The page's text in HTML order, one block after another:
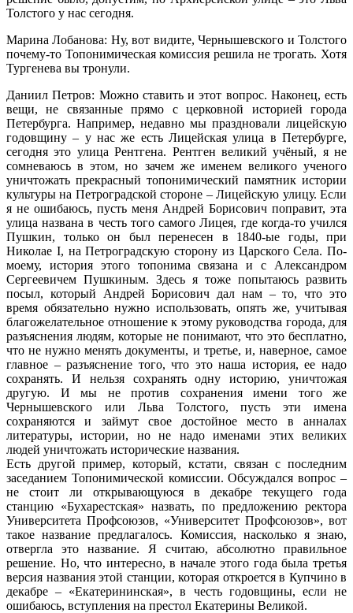
Толстого у нас сегодня.
Марина Лобанова: Ну, вот видите, Чернышевского и Толстого
почему-то Топонимическая комиссия решила не трогать. Хотя
Тургенева вы тронули.
Даниил Петров: Можно ставить и этот вопрос. Наконец, есть
вещи, не связанные прямо с церковной историей города
Петербурга. Например, недавно мы праздновали лицейскую
годовщину – у нас же есть Лицейская улица в Петербурге,
сегодня это улица Рентгена. Рентген великий учёный, я не
сомневаюсь в этом, но зачем же именем великого ученого
уничтожать прекрасный топонимический памятник истории
культуры на Петроградской стороне – Лицейскую улицу. Если
я не ошибаюсь, пусть меня Андрей Борисович поправит, эта
улица названа в честь того самого Лицея, где когда-то учился
Пушкин, только он был перенесен в 1840-ые годы, при
Николае I, на Петроградскую сторону из Царского Села. По-
моему, история этого топонима связана и с Александром
Сергеевичем Пушкиным. Здесь я тоже попытаюсь развить
посыл, который Андрей Борисович дал нам – то, что это
время обязательно нужно использовать, опять же, учитывая
благожелательное отношение к этому руководства города, для
разъяснения людям, которые не понимают, что это бесплатно,
что не нужно менять документы, и третье, и, наверное, самое
главное – разъяснение того, что это наша история, ее надо
сохранять. И нельзя сохранять одну историю, уничтожая
другую. И мы не против сохранения имени того же
Чернышевского или Льва Толстого, пусть эти имена
сохраняются и займут свое достойное место в анналах
литературы, истории, но не надо именами этих великих
людей уничтожать исторические названия.
Есть другой пример, который, кстати, связан с последним
заседанием Топонимической комиссии. Обсуждался вопрос –
не стоит ли открывающуюся в декабре текущего года
станцию «Бухарестская» назвать, по предложению ректора
Университета Профсоюзов, «Университет Профсоюзов», вот
такое название предлагалось. Комиссия, насколько я знаю,
отвергла это название. Я считаю, абсолютно правильное
решение. Но, что интересно, в начале этого года была третья
версия названия этой станции, которая откроется в Купчино в
декабре – «Екатерининская», в честь годовщины, если не
ошибаюсь, вступления на престол Екатерины Великой.